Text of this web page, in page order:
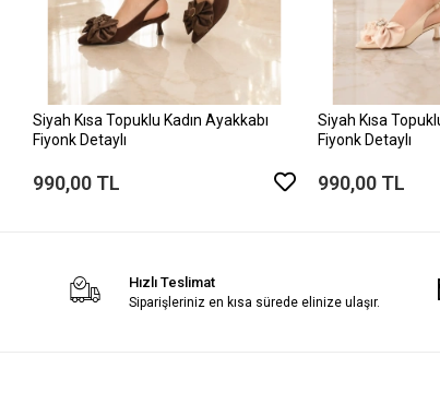
Siyah Kısa Topuklu Kadın Ayakkabı
Fiyonk Detaylı
990,00 TL
Siyah Kısa
Fiyonk Detaylı
990,00 TL
Hızlı Teslimat
Siparişleriniz en kısa sürede elinize ulaşır.